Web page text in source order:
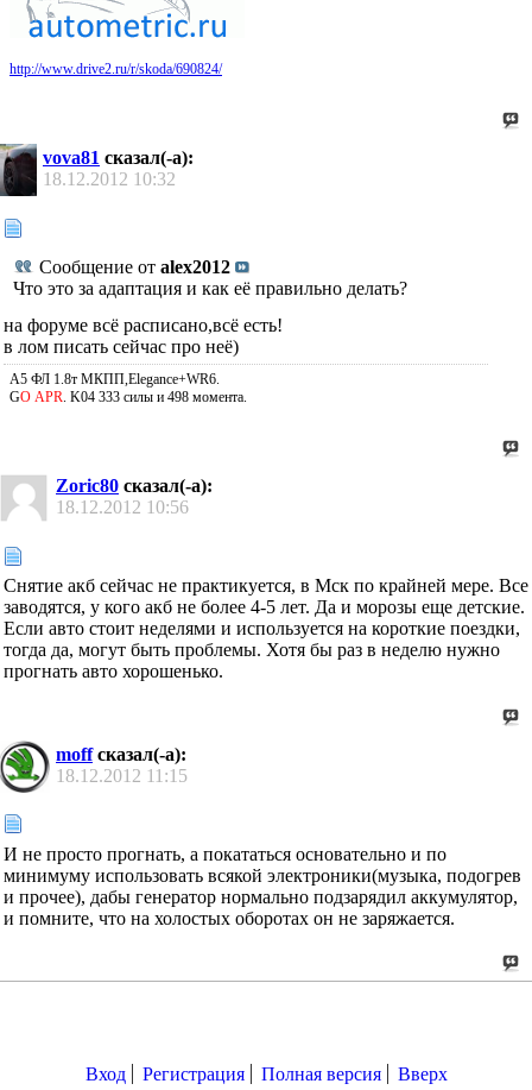
http://www.drive2.ru/r/skoda/690824/
vova81 сказал(-а):
18.12.2012 10:32
Сообщение от alex2012
Что это за адаптация и как её правильно делать?
на форуме всё расписано,всё есть!
в лом писать сейчас про неё)
A5 ФЛ 1.8т МКПП,Elegance+WR6.
GО APR. K04 333 силы и 498 момента.
Zoric80 сказал(-а):
18.12.2012 10:56
Снятие акб сейчас не практикуется, в Мск по крайней мере. Все
заводятся, у кого акб не более 4-5 лет. Да и морозы еще детские.
Если авто стоит неделями и используется на короткие поездки,
тогда да, могут быть проблемы. Хотя бы раз в неделю нужно
прогнать авто хорошенько.
moffсказал(-а):
18.12.2012 11:15
И не просто прогнать, а покататься основательно и по
минимуму использовать всякой электроники(музыка, подогрев
и прочее), дабы генератор нормально подзарядил аккумулятор,
и помните, что на холостых оборотах он не заряжается.
Вход Регистрация Полная версия Вверх